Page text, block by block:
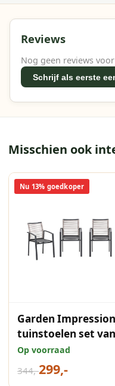
Reviews
Nog geen reviews
Schrijf als eerste
Misschien ook
Nu 13% goedkoper
Garden
tuinstoelen set van
carbon black / rope
Op voorraad
344,-299,-